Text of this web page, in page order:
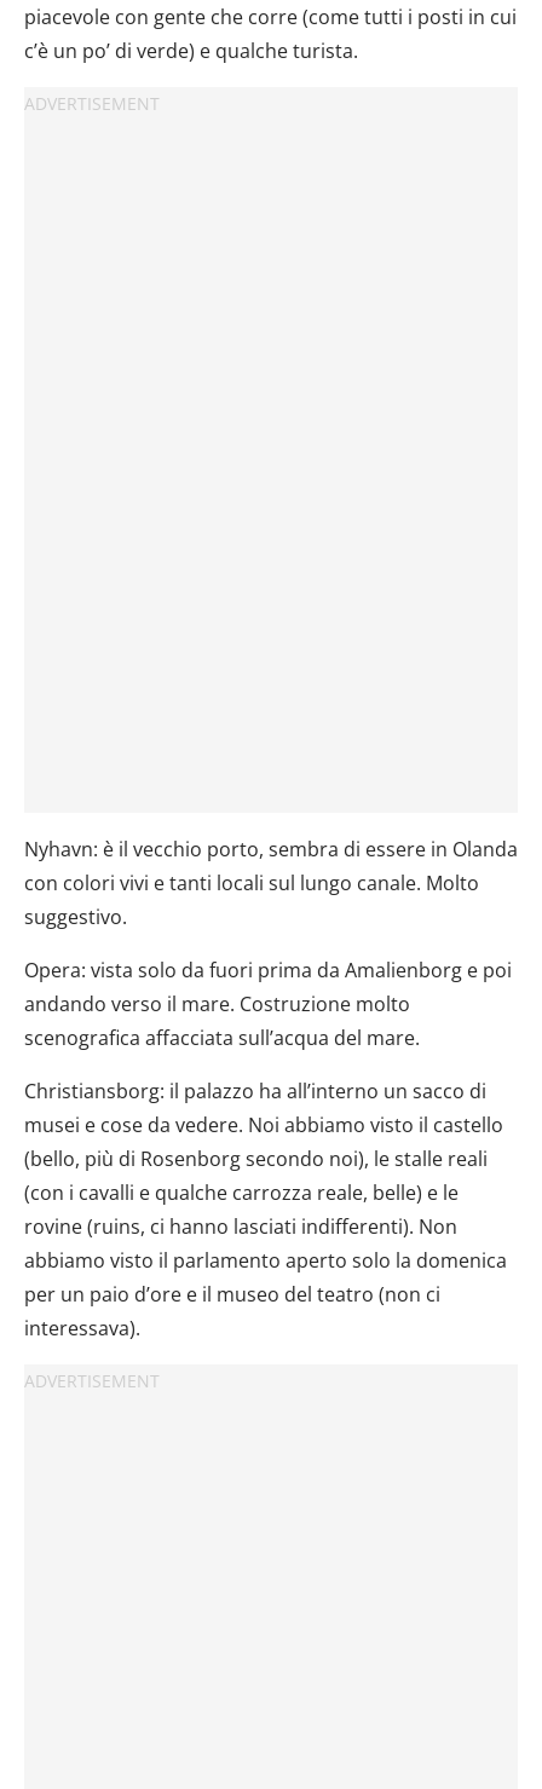
Utilizziamo i cookie per personalizzare contenuti ed
piacevole con gente che corre (come tutti i posti in cui
c’è un po’ di verde) e qualche turista.
Nyhavn: è il vecchio porto, sembra di essere in Olanda
con colori vivi e tanti locali sul lungo canale. Molto
suggestivo.
Opera: vista solo da fuori prima da Amalienborg e poi
andando verso il mare. Costruzione molto
scenografica affacciata sull’acqua del mare.
Christiansborg: il palazzo ha all’interno un sacco di
musei e cose da vedere. Noi abbiamo visto il castello
(bello, più di Rosenborg secondo noi), le stalle reali
(con i cavalli e qualche carrozza reale, belle) e le
rovine (ruins, ci hanno lasciati indifferenti). Non
abbiamo visto il parlamento aperto solo la domenica
per un paio d’ore e il museo del teatro (non ci
interessava).